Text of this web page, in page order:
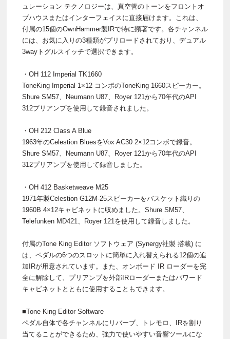
ュレーション テクノロジーは、真空管のトーンをフロントオ
ブハウスまたはインターフェイスに直接届けます。これは、
付属の15個のOwnHammer製IRで特に顕著です。各チャンネル
には、お気に入りの3種類がプリロードされており、デュアル
3wayトグルスイッチで選択できます。
・OH 112 Imperial TK1660
ToneKing Imperial 1×12 コンボのToneKing 1660スピーカー。
Shure SM57、Neumann U87、Royer 121から70年代のAPI
312プリアンプを使用して録音されました。
・OH 212 Class A Blue
1963年のCelestion BluesをVox AC30 2×12コンボで録音。
Shure SM57、Neumann U87、Royer 121から70年代のAPI
312プリアンプを使用して録音しました。
・OH 412 Basketweave M25
1971年製Celestion G12M-25スピーカーをバスケット織りの
1960B 4×12キャビネットに収めました。Shure SM57、
Telefunken MD421、Royer 121を使用して録音しました。
付属のTone King Editor ソフトウェア (Synergy社製 搭載) に
は、ペダルの6つのスロットに簡単に入れ替えられる12個の追
加IRが用意されています。また、オンボード IR ローダーを完
全に解除して、プリアンプを外部IRローダーまたはパワード
キャビネットとともに使用することもできます。
■Tone King Editor Software
ペダル自体で各チャンネルにリバーブ、トレモロ、IRを割り
当てることができるため、強力で使いやすい音響ツールにな